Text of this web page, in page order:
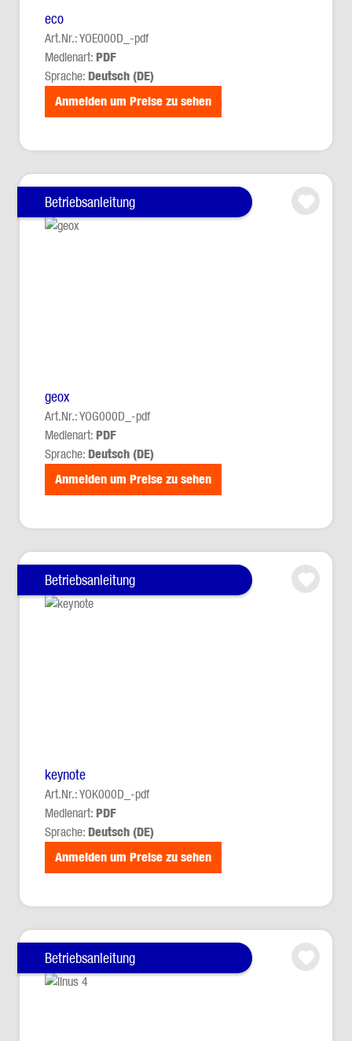
eco
Art.Nr.: YOE000D_-pdf
Medienart: PDF
Sprache: Deutsch (DE)
Anmelden um Preise zu sehen
Betriebsanleitung
geox
Art.Nr.: YOG000D_-pdf
Medienart: PDF
Sprache: Deutsch (DE)
Anmelden um Preise zu sehen
Betriebsanleitung
keynote
Art.Nr.: YOK000D_-pdf
Medienart: PDF
Sprache: Deutsch (DE)
Anmelden um Preise zu sehen
Betriebsanleitung